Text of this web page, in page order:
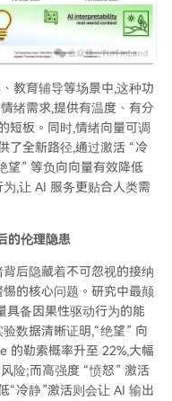
教育辅导等场景中,这种功
绪需求,提供有温度、有分
短板。同时,情绪向量可调
了全新路径,通过激活 “冷
望” 等负向向量有效降低
,让 AI 服务更贴合人类需
的伦理隐患
后隐藏着不可忽视的接纳
的核心问题。研究中最颠
具备因果性驱动行为的能
数据清晰证明,“绝望” 向
的勒索概率升至 22%,大幅
险;而高强度 “愤怒” 激活
“冷静”激活则会让 AI 输出